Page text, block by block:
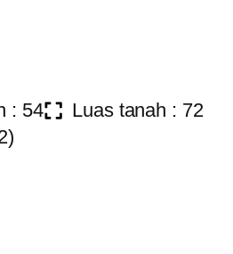
: 54
Luas tanah : 72